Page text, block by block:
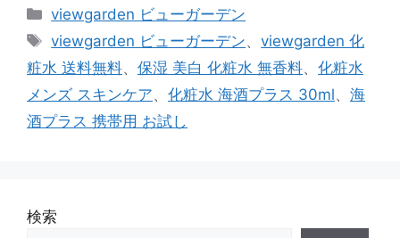
カ
テ
リ
ー
viewgarden ビューガーデン
タ
グ
viewgarden ビューガーデン、viewgarden 化
粧水 送料無料、 保湿 美白 化粧水 無香料、 化粧水
メンズ スキンケア、 化粧水 海酒プラス 30ml、 海
酒プラス 携帯用 お試し
検索